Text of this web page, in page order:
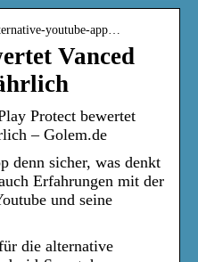
youtube-app…
Vanced
Protect bewertet
– Golem.de
denn sicher, was denkt
Erfahrungen mit der
und seine
die alternative